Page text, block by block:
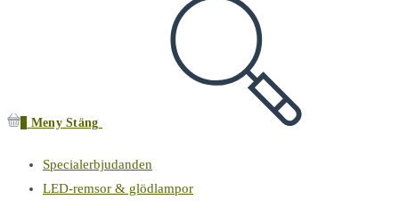
Meny Stäng
Specialerbjudanden
LED-remsor & glödlampor